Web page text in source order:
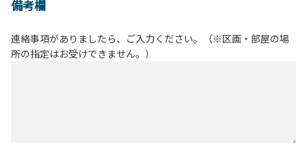
備考欄
連絡事項がありましたら、ご入力ください。（※区画・部屋の場
所の指定はお受けできません。）